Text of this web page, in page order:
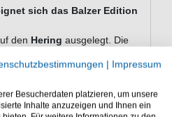
sich das Balzer Edition
den Hering ausgelegt. Die
die Körpergröße von Hering
auch vom Ufer aus
| Impressum
Besucherdaten platzieren, um unsere
Inhalte anzuzeigen und Ihnen ein